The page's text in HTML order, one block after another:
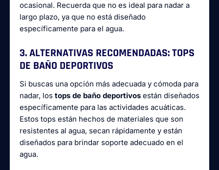
ocasional. Recuerda que no es ideal para nadar a
largo plazo, ya que no está diseñado
específicamente para el agua.
3. ALTERNATIVAS RECOMENDADAS: TOPS
DE BAÑO DEPORTIVOS
Si buscas una opción más adecuada y cómoda para
nadar, los tops de baño deportivos están diseñados
específicamente para las actividades acuáticas.
Estos tops están hechos de materiales que son
resistentes al agua, secan rápidamente y están
diseñados para brindar soporte adecuado en el
agua.